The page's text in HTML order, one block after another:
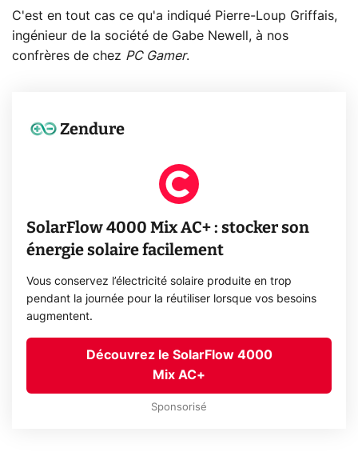
C'est en tout cas ce qu'a indiqué Pierre-Loup Griffais,
ingénieur de la société de Gabe Newell, à nos
confrères de chez PC Gamer.
Zendure
SolarFlow 4000 Mix AC+ : stocker son
énergie solaire facilement
Vous conservez l’électricité solaire produite en trop
pendant la journée pour la réutiliser lorsque vos besoins
augmentent.
Découvrez le SolarFlow 4000
Mix AC+
Sponsorisé